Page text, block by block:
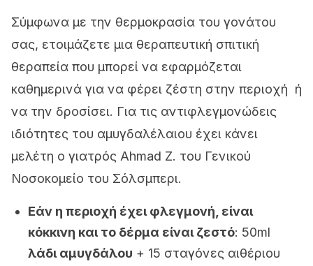
Σύμφωνα με την θερμοκρασία του γονάτου
σας, ετοιμάζετε μια θεραπευτική σπιτική
θεραπεία που μπορεί να εφαρμόζεται
καθημερινά για να φέρει ζέστη στην περιοχή ή
να την δροσίσει. Για τις αντιφλεγμονώδεις
ιδιότητες του αμυγδαλέλαιου έχει κάνει
μελέτη ο γιατρός Ahmad Z. του Γενικού
Νοσοκομείο του Σόλσμπερι.
Εάν η περιοχή έχει φλεγμονή, είναι
κόκκινη και το δέρμα είναι ζεστό: 50ml
λάδι αμυγδάλου + 15 σταγόνες αιθέριου